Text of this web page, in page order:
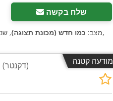
שלח בקשה
מצב: כמו חדש (מכונת תצוגה), ,
מודעה קטנה צנטריפוגה של Alpha Laval (דקנטר)